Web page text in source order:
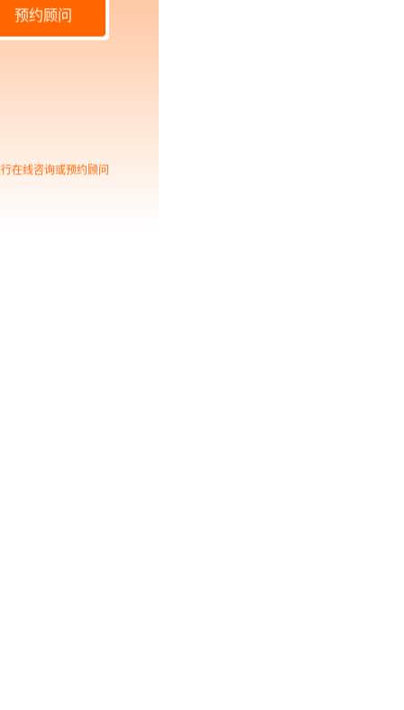
预约顾问
在线咨询或预约顾问